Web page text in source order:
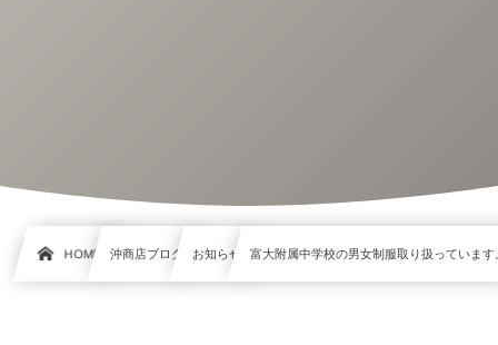
HOME 沖商店ブログ お知らせ 富大附属中学校の男女制服取り扱っています